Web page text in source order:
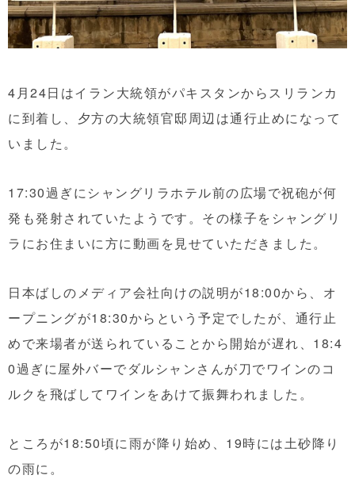
4月24日はイラン大統領がパキスタンからスリランカ
に到着し、夕方の大統領官邸周辺は通行止めになって
いました。
17:30過ぎにシャングリラホテル前の広場で祝砲が何
発も発射されていたようです。その様子をシャングリ
ラにお住まいに方に動画を見せていただきました。
日本ばしのメディア会社向けの説明が18:00から、オ
ープニングが18:30からという予定でしたが、通行止
めで来場者が送られていることから開始が遅れ、18:4
0過ぎに屋外バーでダルシャンさんが刀でワインのコ
ルクを飛ばしてワインをあけて振舞われました。
ところが18:50頃に雨が降り始め、19時には土砂降り
の雨に。